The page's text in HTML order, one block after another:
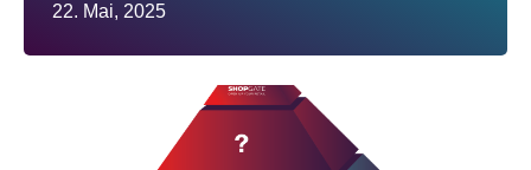
22. Mai, 2025